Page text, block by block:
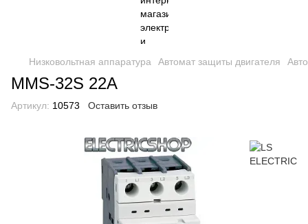
Низковольтная аппаратура Автомат защиты двигателя
MMS-32S 22A
Артикул: 10573 Оставить отзыв